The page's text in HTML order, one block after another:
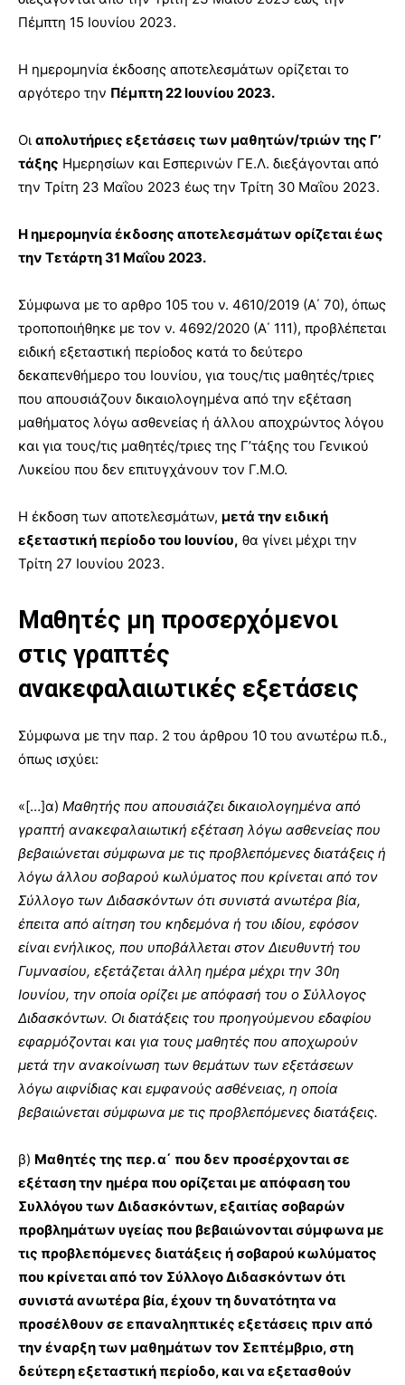
Πέμπτη 15 Ιουνίου 2023.
Η ημερομηνία έκδοσης αποτελεσμάτων ορίζεται το
αργότερο την Πέμπτη 22 Ιουνίου 2023.
Οι απολυτήριες εξετάσεις των μαθητών/τριών της Γ’
τάξης Ημερησίων και Εσπερινών ΓΕ.Λ. διεξάγονται από
την Τρίτη 23 Μαΐου 2023 έως την Τρίτη 30 Μαΐου 2023.
Η ημερομηνία έκδοσης αποτελεσμάτων ορίζεται έως
την Τετάρτη 31 Μαΐου 2023.
Σύμφωνα με το αρθρο 105 του ν. 4610/2019 (Α΄ 70), όπως
τροποποιήθηκε με τον ν. 4692/2020 (Α΄ 111), προβλέπεται
ειδική εξεταστική περίοδος κατά το δεύτερο
δεκαπενθήμερο του Ιουνίου, για τους/τις μαθητές/τριες
που απουσιάζουν δικαιολογημένα από την εξέταση
μαθήματος λόγω ασθενείας ή άλλου αποχρώντος λόγου
και για τους/τις μαθητές/τριες της Γ’τάξης του Γενικού
Λυκείου που δεν επιτυγχάνουν τον Γ.Μ.Ο.
Η έκδοση των αποτελεσμάτων, μετά την ειδική
εξεταστική περίοδο του Ιουνίου, θα γίνει μέχρι την
Τρίτη 27 Ιουνίου 2023.
Μαθητές μη προσερχόμενοι
στις γραπτές
ανακεφαλαιωτικές εξετάσεις
Σύμφωνα με την παρ. 2 του άρθρου 10 του ανωτέρω π.δ.,
όπως ισχύει:
«[…]α) Μαθητής που απουσιάζει δικαιολογημένα από
γραπτή ανακεφαλαιωτική εξέταση λόγω ασθενείας που
βεβαιώνεται σύμφωνα με τις προβλεπόμενες διατάξεις ή
λόγω άλλου σοβαρού κωλύματος που κρίνεται από τον
Σύλλογο των Διδασκόντων ότι συνιστά ανωτέρα βία,
έπειτα από αίτηση του κηδεμόνα ή του ιδίου, εφόσον
είναι ενήλικος, που υποβάλλεται στον Διευθυντή του
Γυμνασίου, εξετάζεται άλλη ημέρα μέχρι την 30η
Ιουνίου, την οποία ορίζει με απόφασή του ο Σύλλογος
Διδασκόντων. Οι διατάξεις του προηγούμενου εδαφίου
εφαρμόζονται και για τους μαθητές που αποχωρούν
μετά την ανακοίνωση των θεμάτων των εξετάσεων
λόγω αιφνίδιας και εμφανούς ασθένειας, η οποία
βεβαιώνεται σύμφωνα με τις προβλεπόμενες διατάξεις.
β) Μαθητές της περ. α΄ που δεν προσέρχονται σε
εξέταση την ημέρα που ορίζεται με απόφαση του
Συλλόγου των Διδασκόντων, εξαιτίας σοβαρών
προβλημάτων υγείας που βεβαιώνονται σύμφωνα με
τις προβλεπόμενες διατάξεις ή σοβαρού κωλύματος
που κρίνεται από τον Σύλλογο Διδασκόντων ότι
συνιστά ανωτέρα βία, έχουν τη δυνατότητα να
προσέλθουν σε επαναληπτικές εξετάσεις πριν από
την έναρξη των μαθημάτων τον Σεπτέμβριο, στη
δεύτερη εξεταστική περίοδο, και να εξετασθούν